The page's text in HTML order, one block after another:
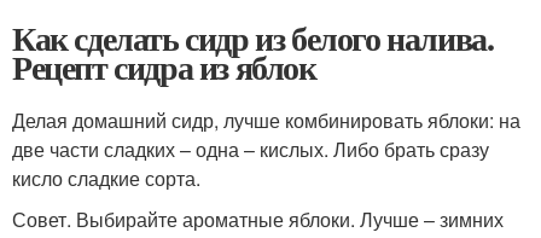
Как сделать сидр из белого налива.
Рецепт сидра из яблок
Делая домашний сидр, лучше комбинировать яблоки: на
две части сладких – одна – кислых. Либо брать сразу
кисло сладкие сорта.
Совет. Выбирайте ароматные яблоки. Лучше – зимних